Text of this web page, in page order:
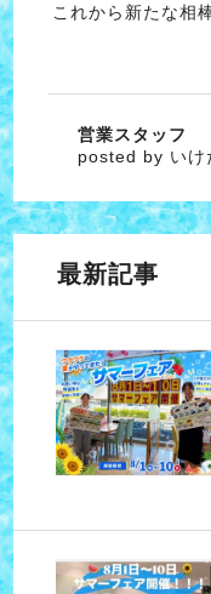
これから新たな相
営業スタッフ
posted by いけ
最新記事